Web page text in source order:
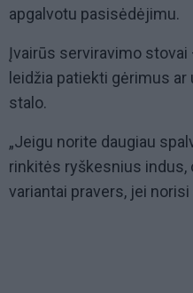
apgalvotu pasisėdėjimu.
Įvairūs serviravimo stovai
leidžia patiekti gėrimus
stalo.
„Jeigu norite daugiau
rinkitės ryškesnius indus,
variantai pravers, jei